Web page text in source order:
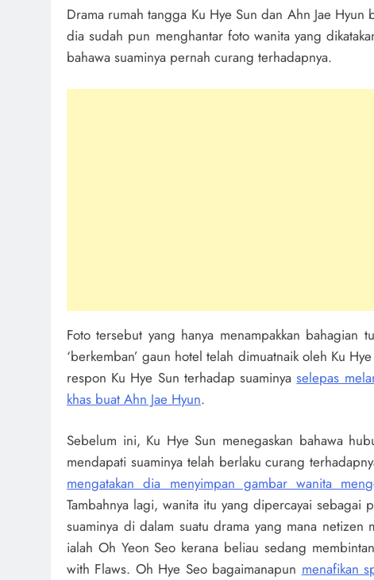
Drama rumah tangga Ku Hye Sun dan Ahn Jae
dia sudah pun menghantar foto wanita yang
bahawa suaminya pernah curang terhadapnya.
Foto tersebut yang hanya menampakkan
‘berkemban’ gaun hotel telah dimuatnaik oleh Ku
respon Ku Hye Sun terhadap suaminyaselepas
khas buat Ahn Jae Hyun.
Sebelum ini, Ku Hye Sun menegaskan bahawa
mendapati suaminya telah berlaku curang
mengatakan dia menyimpan gambar wanita
Tambahnya lagi, wanita itu yang dipercayai
suaminya di dalam suatu drama yang mana
ialah Oh Yeon Seo kerana beliau sedang
with Flaws. Oh Hye Seo bagaimanapun menafikan